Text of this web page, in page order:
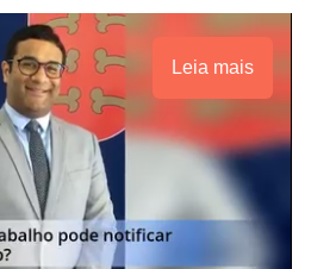
Leia mais